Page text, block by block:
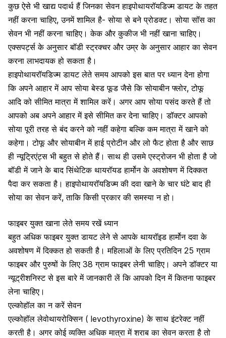
कुछ ऐसे भी खाद्य पदार्थ हैं जिनका सेवन हाइपोथायरॉयडिज्म डायट के तहत
नहीं करना चाहिए, उनमें शामिल है- सोया से बने प्रोडक्ट। सोया सॉस का
सेवन भी नहीं करना चाहिए। केक और कुकीज भी नहीं खाना चाहिए।
एक्सपर्ट्स के अनुसार बॉडी स्ट्रक्चर और उम्र के अनुसार आहार का सेवन
करना लाभदायक हो सकता है।
हाइपोथायरॉयडिज्म डायट लेते समय आपको इस बात पर ध्यान देना होगा
कि अपने आहार में आप सोया बेस्ड फूड जैसे कि सोयाबीन फ्लोर, टोफू
आदि को सीमित मात्रा में शामिल करें। अगर आप सोया पसंद करते हैं तो
आपको अब अपने आहार में इसे सीमित कर देना चाहिए। डॉक्टर आपको
सोया पूरी तरह से बंद करने को नहीं कहेगा बल्कि कम मात्रा में खाने को
कहेगा। टोफू औरसोयाबीन में हाई प्रोटीन और लो फैट होता है और साछ
ही न्यूट्रिएंट्स भी बहुत से होते हैं। साथ ही उसमे एस्ट्रोजन भी होता है जो
बॉडी में जाने के बाद सिंथेटिक थायरॉयड हार्मोन के अवशोषण में दिक्कत
पैदा कर सकता है। हाइपोथायरॉयडिज्म की दवा खाने के चार घंटे बाद ही
सोया का सेवन करें, ताकि किसी प्रकार की समस्या न हो।
फाइबर युक्त खाना लेते समय रखें ध्यान
बहुत अधिक फाइबर युक्त डायट लेने से आपके थायरॉइड हार्मोन दवा के
अवशोषण में दिक्कत हो सकती है। महिलाओं के लिए प्रतिदिन 25 ग्राम
फाइबर और पुरुषों के लिए 38 ग्राम फाइबर लेनी चाहिए। अपने डॉक्टर या
न्यूट्रीशनिस्ट से इस बारे में जानकारी लें कि आपको दिन में कितना फाइबर
लेना चाहिए।
एल्कोहॉल का न करें सेवन
एल्कोहॉल लेवोथायरोक्सिन ( levothyroxine) के साथ इंटरेक्ट नहीं
करती है। अगर कोई व्यक्ति अधिक मात्रा में शराब का सेवन करता है तो